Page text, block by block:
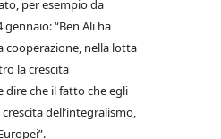
per esempio da
gennaio: “Ben Ali ha
nella lotta
la crescita
dire che il fatto che egli
dell’integralismo,